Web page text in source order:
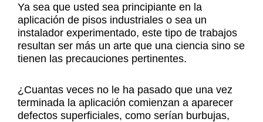
Ya sea que usted sea principiante en la
aplicación de pisos industriales o sea un
instalador experimentado, este tipo de trabajos
resultan ser más un arte que una ciencia sino se
tienen las precauciones pertinentes.
¿Cuantas veces no le ha pasado que una vez
terminada la aplicación comienzan a aparecer
defectos superficiales, como serían burbujas,